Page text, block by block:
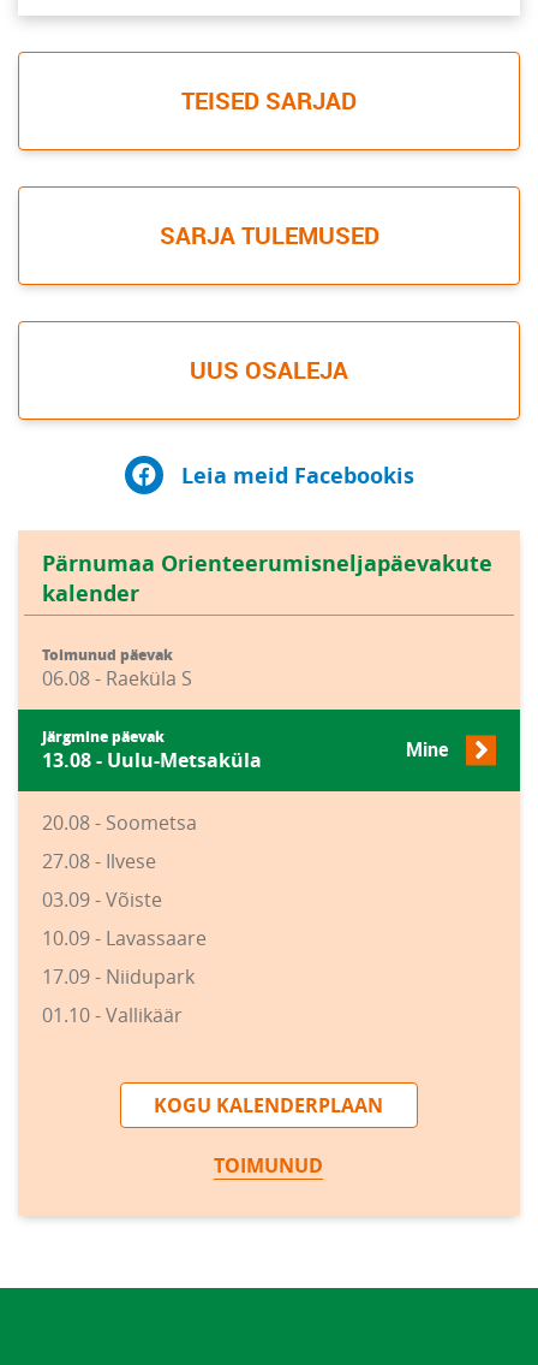
TEISED SARJAD
SARJA TULEMUSED
UUS OSALEJA
Leia meid Facebookis
Pärnumaa Orienteerumisneljapäevakute
kalender
Toimunud päevak
06.08 - Raeküla S
Järgmine päevak
13.08 - Uulu-Metsaküla Mine
20.08 - Soometsa
27.08 - Ilvese
03.09 - Võiste
10.09 - Lavassaare
17.09 - Niidupark
01.10 - Vallikäär
KOGU KALENDERPLAAN
TOIMUNUD